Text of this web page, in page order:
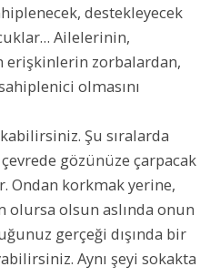
destekleyecek
Ailelerinin,
erişkinlerin zorbalardan,
olmasını
Şu sıralarda
gözünüze çarpacak
Ondan korkmak yerine,
olursa olsun aslında onun
gerçeği dışında bir
Aynı şeyi sokakta